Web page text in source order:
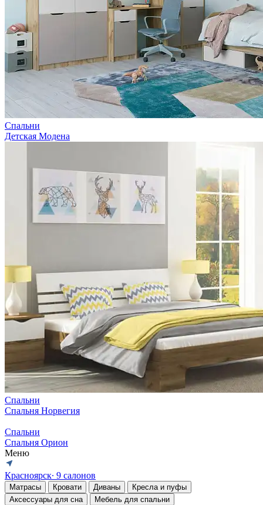
Спальни
Детская Модена
Спальни
Спальня Норвегия
Спальни
Спальня Орион
Меню
Красноярск∙ 9 салонов
Матрасы Кровати Диваны
Кресла и пуфы
Аксессуары для сна
Мебель для спальни